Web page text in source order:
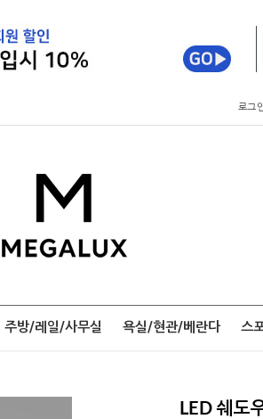
로그
주방/레일/사무실 욕실/현관/베란다 스
LED 쉐도